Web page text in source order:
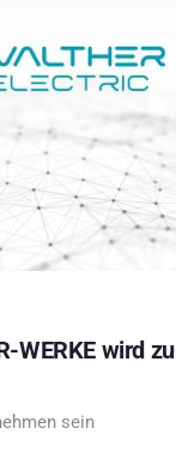
WERKE wird zu
sein